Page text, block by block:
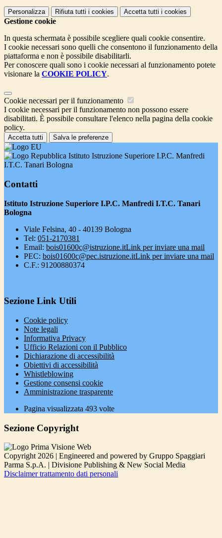
Personalizza Rifiuta tutti i cookies Accetta tutti i cookies
Gestione cookie
In questa schermata è possibile scegliere quali cookie consentire.
I cookie necessari sono quelli che consentono il funzionamento della
piattaforma e non è possibile disabilitarli.
Per conoscere quali sono i cookie necessari al funzionamento potete
visionare la COOKIE POLICY.
Cookie necessari per il funzionamento
I cookie necessari per il funzionamento non possono essere
disabilitati. È possibile consultare l'elenco nella pagina della cookie
policy.
Accetta tutti Salva le preferenze
Istituto Istruzione Superiore I.P.C. Manfredi
I.T.C. Tanari Bologna
Contatti
Istituto Istruzione Superiore I.P.C. Manfredi I.T.C. Tanari
Bologna
Viale Felsina, 40 - 40139 Bologna
Tel: 051-2170381
Email: bois01600c@istruzione.itLink per inviare una mail
PEC: bois01600c@pec.istruzione.itLink per inviare una mail
C.F.: 91200880374
Sezione Link Utili
Cookie policy
Note legali
Informativa Privacy
Ufficio Relazioni con il Pubblico
Dichiarazione di accessibilità
Obiettivi di accessibilità
Whistleblowing
Gestione consensi cookie
Amministrazione trasparente
Pagina visualizzata 493 volte
Sezione Copyright
Copyright 2026 | Engineered and powered by Gruppo Spaggiari
Parma S.p.A. | Divisione Publishing & New Social Media
Disclaimer trattamento dati personali